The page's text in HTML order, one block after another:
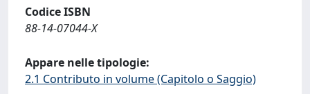
Codice ISBN
88-14-07044-X
Appare nelle tipologie:
2.1 Contributo in volume (Capitolo o Saggio)